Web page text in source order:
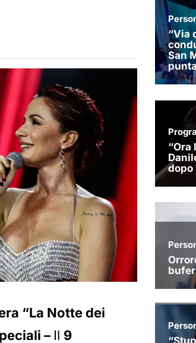
“La Notte dei
– Il 9